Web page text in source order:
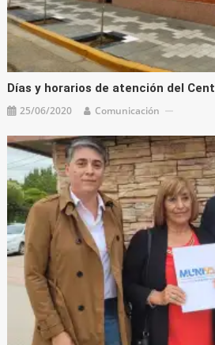
Días y horarios de atención del
25/06/2020 Comunicación